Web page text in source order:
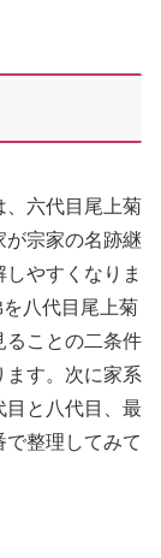
、六代目尾上菊
が宗家の名跡継
やすくなりま
八代目尾上菊
ることの二条件
ます。次に家系
目と八代目、最
整理してみて